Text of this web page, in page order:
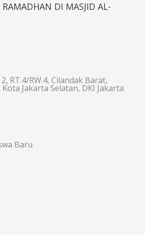
DI MASJID AL-
RT.4/RW.4, Cilandak Barat,
Jakarta Selatan, DKI Jakarta
Baru